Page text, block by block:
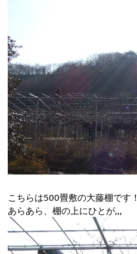
こちらは500畳敷の大藤棚です！
あらあら、棚の上にひとが,,,